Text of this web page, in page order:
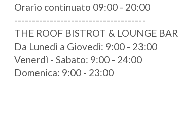
Orario continuato 09:00 - 20:00
-------------------------------------
THE ROOF BISTROT & LOUNGE BAR
Da Lunedì a Giovedì: 9:00 - 23:00
Venerdì - Sabato: 9:00 - 24:00
Domenica: 9:00 - 23:00